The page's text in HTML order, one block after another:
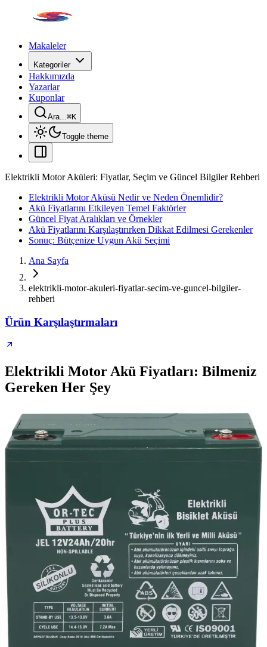
Makaleler
Kategoriler
Hakkımızda
Yazarlar
Kuponlar
Ara...⌘K
Toggle theme
Elektrikli Motor Aküleri: Fiyatlar, Seçim ve Güncel Bilgiler Rehberi
Elektrikli Motor Aküsü Nedir ve Neden Önemlidir?
Akü Fiyatlarını Etkileyen Temel Faktörler
Güncel Fiyat Aralıkları ve Örnekler
Akü Fiyatlarını Karşılaştırırken Dikkat Edilmesi Gerekenler
Sonuç: Bütçenize Uygun Akü Seçimi
Ana Sayfa
elektrikli-motor-akuleri-fiyatlar-secim-ve-guncel-bilgiler-
rehberi
Ürün Karşılaştırmaları
Elektrikli Motor Akü Fiyatları: Bilmeniz
Gereken Her Şey